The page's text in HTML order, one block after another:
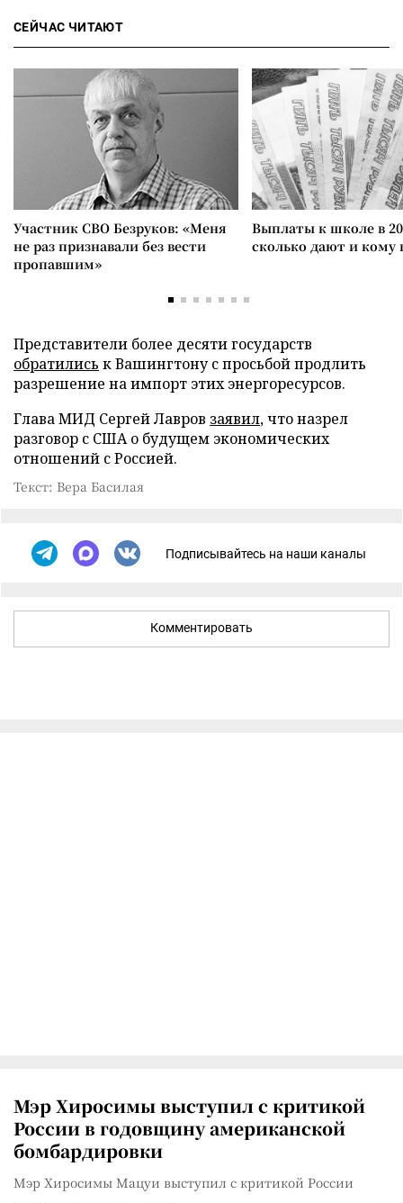
СЕЙЧАС ЧИТАЮТ
Участник СВО Безруков: «Меня
не раз признавали без вести
пропавшим»
Выплаты к школе в
сколько дают и
Представители более десяти государств
обратились к Вашингтону с просьбой продлить
разрешение на импорт этих энергоресурсов.
Глава МИД Сергей Лавров заявил, что назрел
разговор с США о будущем экономических
отношений с Россией.
Текст: Вера Басилая
Подписывайтесь на наши каналы
Комментировать
Мэр Хиросимы выступил с критикой
России в годовщину американской
бомбардировки
Мэр Хиросимы Мацуи выступил с критикой России